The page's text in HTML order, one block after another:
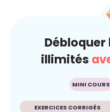
illimités
MINI COURS
EXERCICES CORRIGÉS